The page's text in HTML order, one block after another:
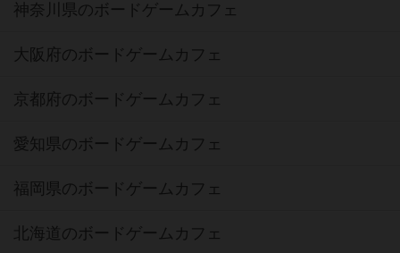
神奈川県のボードゲームカフェ
大阪府のボードゲームカフェ
京都府のボードゲームカフェ
愛知県のボードゲームカフェ
福岡県のボードゲームカフェ
北海道のボードゲームカフェ